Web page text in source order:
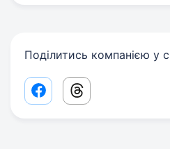
Поділитись компанією у
Facebook share link
Threads share link